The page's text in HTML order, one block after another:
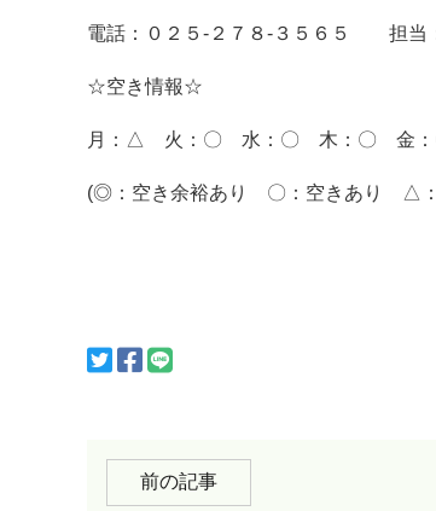
電話：０２５-２７８-３５６５ 担当
☆空き情報☆
月：△ 火：〇 水：〇 木：〇 金
(◎：空き余裕あり 〇：空きあり △
前の記事